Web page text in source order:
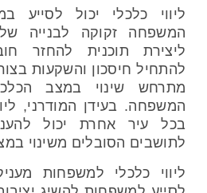
ליווי כלכלי יכול לסייע
המשפחה זקוקה לבנייה
ליצירת תוכנית להחזר
להתחיל חיסכון והשקעות
מתרחש שינוי במצב
המשפחה. בעידן המודרני,
בכל עיר אחרת יכול
לתושבים הסובלים משינוי
ליווי כלכלי למשפחות